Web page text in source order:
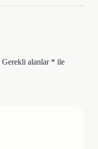
Gerekli alanlar * ile